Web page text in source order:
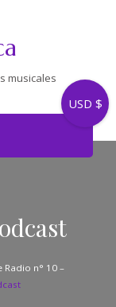
musicales
Radio n° 10 –
USD $